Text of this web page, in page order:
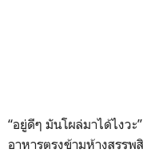
“อยู่ดีๆ มันโผล่มาได้ไงวะ”
อาหารตรงข้ามห้างสรร